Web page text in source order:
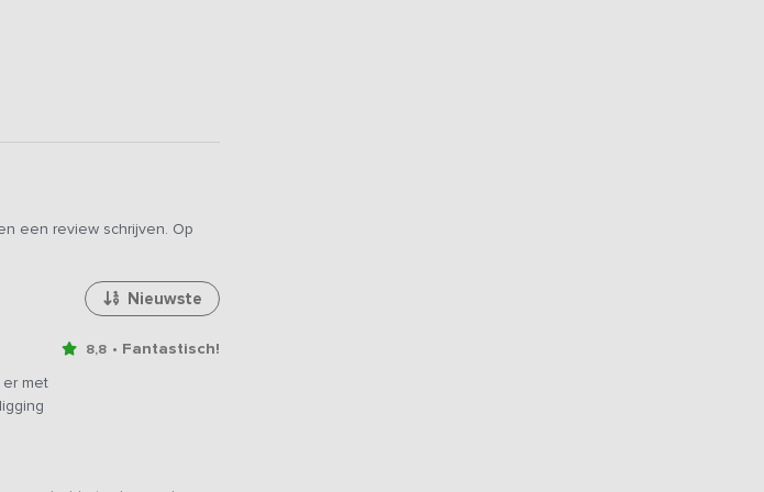
een review schrijven. Op
Nieuwste
8,8 • Fantastisch!
er met